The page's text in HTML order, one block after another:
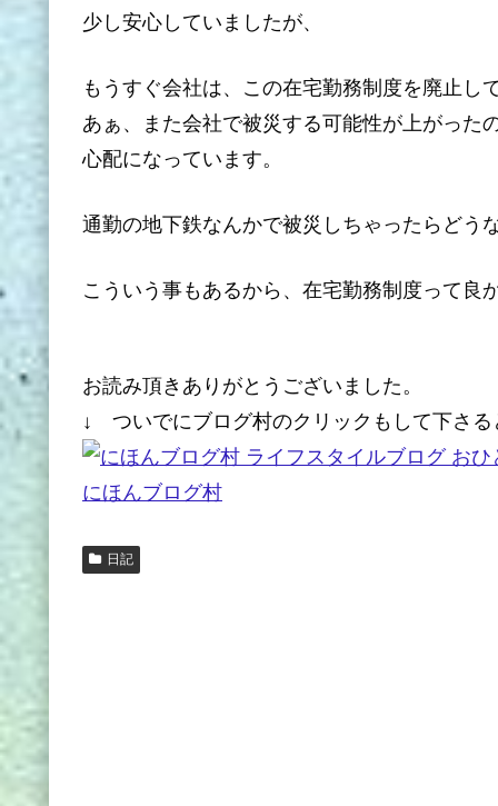
少し安心していましたが、
もうすぐ会社は、この在宅勤務制度を廃止し
あぁ、また会社で被災する可能性が上がった
心配になっています。
通勤の地下鉄なんかで被災しちゃったらどう
こういう事もあるから、在宅勤務制度って良
お読み頂きありがとうございました。
↓ ついでにブログ村のクリックもして下さる
にほんブログ村
日記